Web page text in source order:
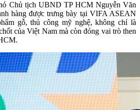
Chủ tịch UBND TP HCM Nguyễn Văn
hàng được trưng bày tại VIFA ASEAN
gỗ, thủ công mỹ nghệ, không chỉ là
của Việt Nam mà còn đóng vai trò then